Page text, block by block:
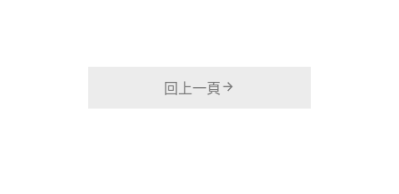
回上一頁